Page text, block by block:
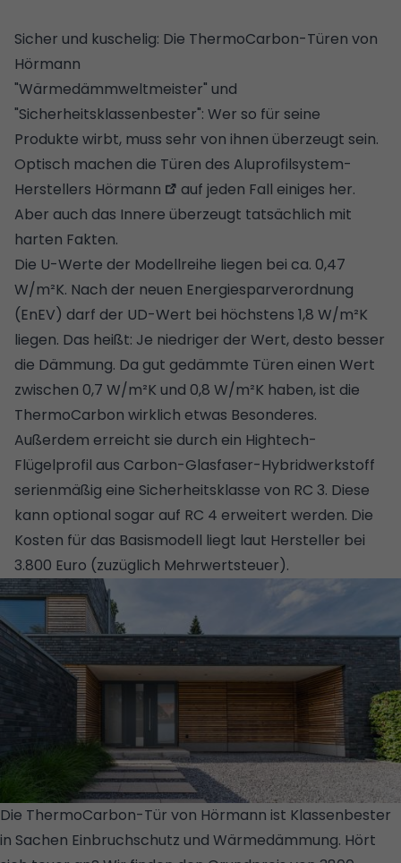
Sicher und kuschelig: Die ThermoCarbon-Türen von
Hörmann
"Wärmedämmweltmeister" und
"Sicherheitsklassenbester": Wer so für seine
Produkte wirbt, muss sehr von ihnen überzeugt sein.
Optisch machen die Türen des Aluprofilsystem-
Herstellers Hörmann
auf jeden Fall einiges her.
Aber auch das Innere überzeugt tatsächlich mit
harten Fakten.
Die U-Werte der Modellreihe liegen bei ca. 0,47
W/m²K. Nach der neuen Energiesparverordnung
(EnEV) darf der UD-Wert bei höchstens 1,8 W/m²K
liegen. Das heißt: Je niedriger der Wert, desto besser
die Dämmung. Da gut gedämmte Türen einen Wert
zwischen 0,7 W/m²K und 0,8 W/m²K haben, ist die
ThermoCarbon wirklich etwas Besonderes.
Außerdem erreicht sie durch ein Hightech-
Flügelprofil aus Carbon-Glasfaser-Hybridwerkstoff
serienmäßig eine Sicherheitsklasse von RC 3. Diese
kann optional sogar auf RC 4 erweitert werden. Die
Kosten für das Basismodell liegt laut Hersteller bei
3.800 Euro (zuzüglich Mehrwertsteuer).
Die ThermoCarbon-Tür von Hörmann ist Klassenbester
in Sachen Einbruchschutz und Wärmedämmung. Hört